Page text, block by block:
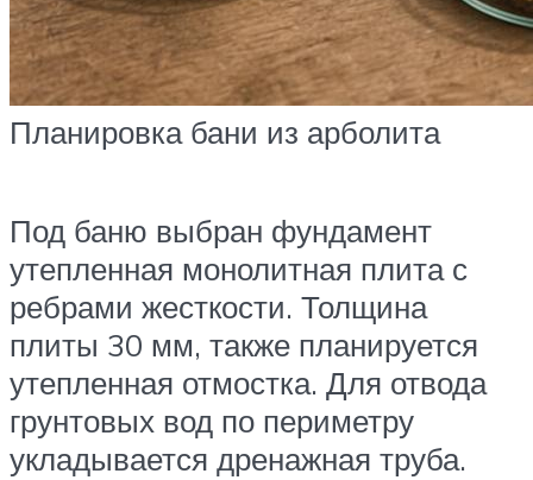
Планировка бани из арболита
Под баню выбран фундамент
утепленная монолитная плита с
ребрами жесткости. Толщина
плиты 30 мм, также планируется
утепленная отмостка. Для отвода
грунтовых вод по периметру
укладывается дренажная труба.